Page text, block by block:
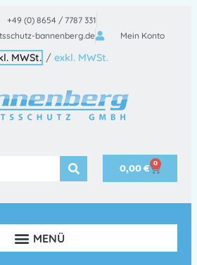
+49 (0) 8654 / 7787 331
bannenberg.de
Mein Konto
MWSt. / exkl. MWSt.
0,00€ 0